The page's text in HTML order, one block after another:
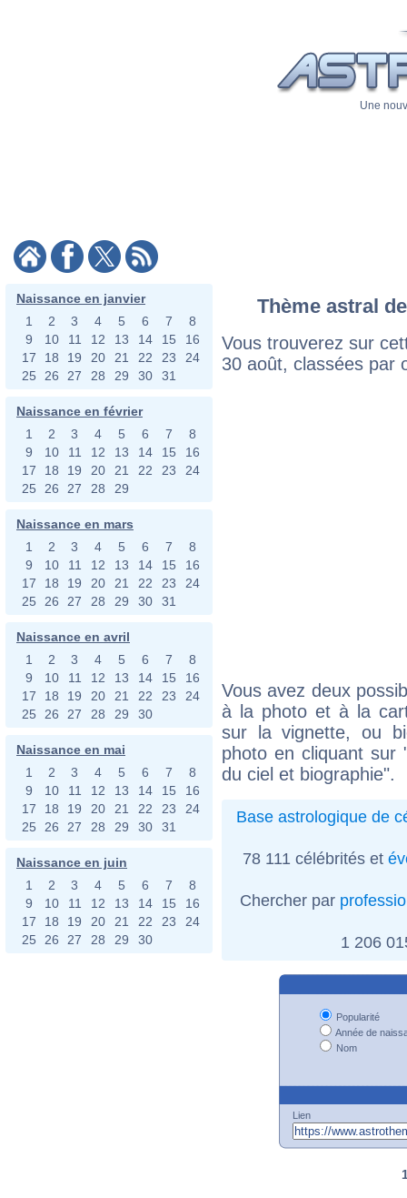
Une
Naissance en janvier
1
2 3 4 5 6 7
8
9
10 11 12 13 14 15
16
17
18 19 20 21 22 23
24
25
26 27 28 29 30 31
Naissance en février
1
2 3 4 5 6 7
8
9
10 11 12 13 14 15
16
17
18 19 20 21 22 23
24
25
26 27 28 29
Naissance en mars
1
2 3 4 5 6 7
8
9
10 11 12 13 14 15
16
17
18 19 20 21 22 23
24
25
26 27 28 29 30 31
Naissance en avril
1
2 3 4 5 6 7
8
9
10 11 12 13 14 15
16
17
18 19 20 21 22 23
24
25
26 27 28 29 30
Naissance en mai
1
2 3 4 5 6 7
8
9
10 11 12 13 14 15
16
17
18 19 20 21 22 23
24
25
26 27 28 29 30 31
Naissance en juin
1
2 3 4 5 6 7
8
9
10 11 12 13 14 15
16
17
18 19 20 21 22 23
24
25
26 27 28 29 30
Thème astral
Vous trouverez sur
30 août, classées par
Vous avez deux
à la photo et à la
sur la vignette, ou
photo en cliquant sur
du ciel et biographie".
Base astrologique de
78 111 célébrités et
Chercher par
1 206
Popularité
Année de
Nom
Lien